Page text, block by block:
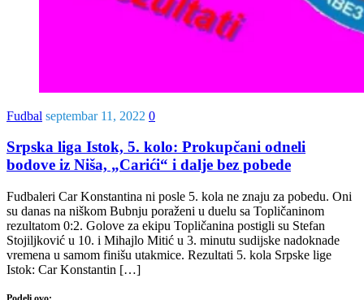
Fudbal septembar 11, 2022 0
Srpska liga Istok, 5. kolo: Prokupčani odneli
bodove iz Niša, „Carići“ i dalje bez pobede
Fudbaleri Car Konstantina ni posle 5. kola ne znaju za pobedu. Oni
su danas na niškom Bubnju poraženi u duelu sa Topličaninom
rezultatom 0:2. Golove za ekipu Topličanina postigli su Stefan
Stojiljković u 10. i Mihajlo Mitić u 3. minutu sudijske nadoknade
vremena u samom finišu utakmice. Rezultati 5. kola Srpske lige
Istok: Car Konstantin […]